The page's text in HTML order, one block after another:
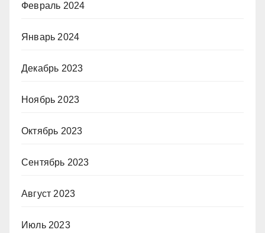
Февраль 2024
Январь 2024
Декабрь 2023
Ноябрь 2023
Октябрь 2023
Сентябрь 2023
Август 2023
Июль 2023